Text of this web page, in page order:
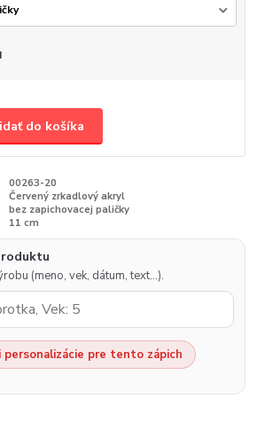
do košíka
00263-20
Červený zrkadlový akryl
bez zapichovacej paličky
11 cm
(meno, vek, dátum, text…).
personalizácie pre tento zápich